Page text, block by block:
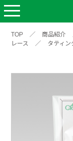
TOP ／ 商品紹介
レース
／ タティン